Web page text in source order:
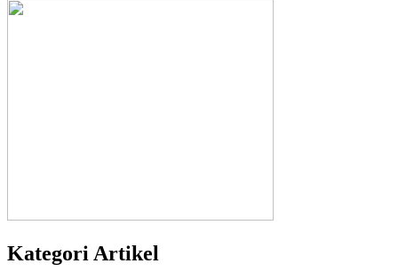
Kategori Artikel